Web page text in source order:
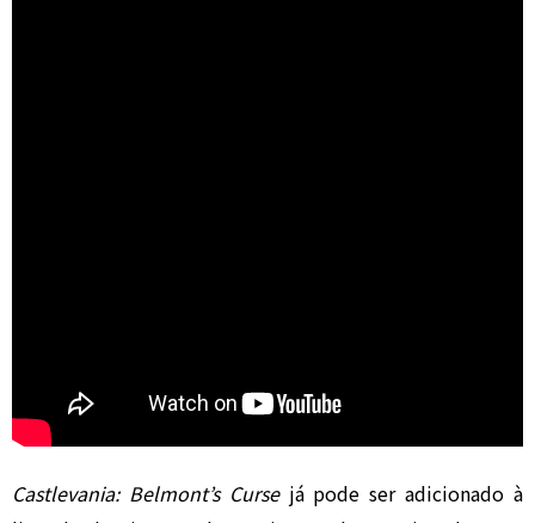
Castlevania: Belmont’s Cursejá pode ser adicionado à